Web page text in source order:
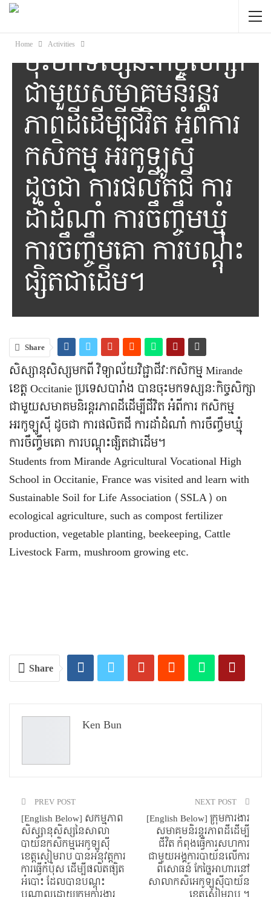
Home Activities
ប្រទេសបារាំង បាន
ចុះមកទស្សនៈកិច្ចសិក្សា
ជាមួយសមាគមនិរន្តរ
ភាពដីដើម្បីជីវិត អំពីការ
កសិកម្ម អរកូឡូស៊ី
ដូចជា ការផលិតជី ការ
ដាំដំណាំ ការចឹញ្ចឹមឃ្មុំ
ការចឹញ្ចឹមគោ ការបណ្តុះ
ផ្សិតជាដើម។
Share
សិស្សានុសិស្សមកពី វិទ្យាល័យវិជ្ជាជីវៈកសិកម្ម Mirande
ខេត្ត Occitanie ប្រទេសបារាំង បានចុះមកទស្សនៈកិច្ចសិក្សា
ជាមួយសមាគមនិរន្តរភាពដីដើម្បីជីវិត អំពីការ កសិកម្ម
អរកូឡូស៊ី ដូចជា ការផលិតជី ការដាំដំណាំ ការចឹញ្ចឹមឃ្មុំ
ការចឹញ្ចឹមគោ ការបណ្តុះផ្សិតជាដើម។
Students from Mirande Agricultural Vocational High
School in Occitanie, France was visited and learn with
Sustainable Soil for Life Association (SSLA) on
ecological agriculture, such as compost fertilizer
production, vegetable planting, beekeeping, Cattle
Livestock Farm, mushroom growing etc.
Share
Ken Bun
PREV POST
[English Below] សកម្មភាព
សិស្សានុសិស្សនៃសាលា
បាយ័នកសិកម្មអេកូឡូស៊ី
ខេត្តសៀមរាប បានអនុវត្តការ
ការធ្វើកំប៉ុស ដើម្បីផលិតផ្សិត
អំបោះ ដែលបានបណ្តុះ
NEXT POST
[English Below]​​ ក្រុមការងារ
សមាគមនិរន្តរភាពដីដើម្បី
ជីវិត កំពុងធ្វើការសហការ
ជាមួយអង្គការបាយ័នលើការ
ពិសោធន៍ កែច្នៃអាហារនៅ
សាលាកសិអេកូឡូស៊ីបាយ័ន